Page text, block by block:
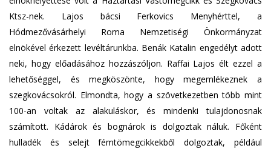
Ktsz-nek. Lajos bácsi Ferkovics Menyhérttel, a
Hódmezővásárhelyi Roma Nemzetiségi Önkormányzat
elnökével érkezett levéltárunkba. Benák Katalin engedélyt adott
neki, hogy előadásához hozzászóljon. Raffai Lajos élt ezzel a
lehetőséggel, és megköszönte, hogy megemlékeznek a
szegkovácsokról. Elmondta, hogy a szövetkezetben több mint
100-an voltak az alakuláskor, és mindenki tulajdonosnak
számított. Kádárok és bognárok is dolgoztak náluk. Főként
hulladék és selejt fémtömegcikkekből dolgoztak, például